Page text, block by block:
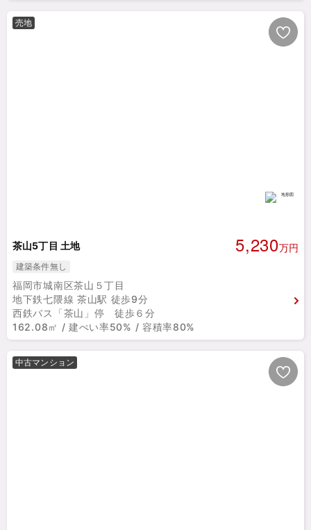
売地
茶山5丁目 土地 5,230万円
建築条件無し
福岡市城南区茶山５丁目
地下鉄七隈線 茶山駅 徒歩9分
西鉄バス「茶山」停 徒歩６分
162.08㎡ / 建ぺい率50% / 容積率80%
中古マンション